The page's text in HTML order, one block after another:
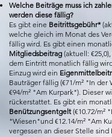
Welche Beiträge muss ich
werden diese fällig?
Es gibt eine Beitrittsgebühr*
welche gleich im Monat des
fällig wird. Es gibt einen
Mitgliedsbeitrag (aktuell:
dem Eintritt monatlich fällig
Einzug wird ein
Bauträger fällig (€71/m² "In der
€94/m² "Am Kurpark"). Dieser
rückerstattet. Es gibt ein
Benützungsentgelt(€10.72/m²
"Wiesen"und €12.14/m² "Am
vergessen an dieser Stelle sind